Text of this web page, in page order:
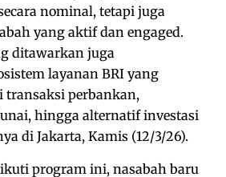
nominal, tetapi juga
yang aktif dan engaged.
ditawarkan juga
layanan BRI yang
transaksi perbankan,
hingga alternatif investasi
di Jakarta, Kamis (12/3/26).
program ini, nasabah baru